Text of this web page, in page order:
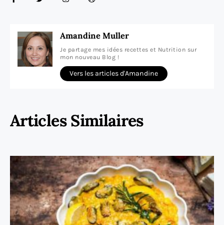
Amandine Muller
Je partage mes idées recettes et Nutrition sur
mon nouveau Blog !
Vers les articles d'Amandine
Articles Similaires